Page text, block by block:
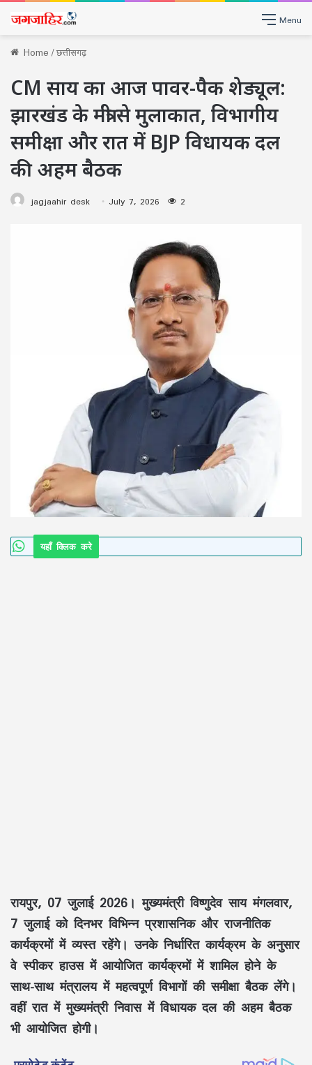
Menu
Home/छत्तीसगढ़
CM साय का आज पावर-पैक शेड्यूल:
झारखंड के मंत्री से मुलाकात, विभागीय
समीक्षा और रात में BJP विधायक दल
की अहम बैठक
jagjaahir desk July 7, 2026 2
यहाँ क्लिक करे
रायपुर, 07 जुलाई 2026। मुख्यमंत्रीविष्णुदेव सायमंगलवार,
7 जुलाई को दिनभर विभिन्न प्रशासनिक और राजनीतिक
कार्यक्रमों में व्यस्त रहेंगे। उनके निर्धारित कार्यक्रम के अनुसार
वे स्पीकर हाउस में आयोजित कार्यक्रमों में शामिल होने के
साथ-साथ मंत्रालय में महत्वपूर्ण विभागों की समीक्षा बैठक लेंगे।
वहीं रात में मुख्यमंत्री निवास में विधायक दल की अहम बैठक
भी आयोजित होगी।